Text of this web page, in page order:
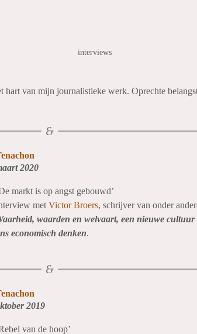
interviews
hart van mijn journalistieke werk. Oprechte
2020
markt is op angst gebouwd’
met Victor Broers, schrijver van onder
waarden en welvaart, een nieuwe cultuur
economisch denken.
2019
van de hoop’